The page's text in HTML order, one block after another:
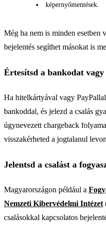
képernyőmentések.
Még ha nem is minden esetben
bejelentés segíthet másokat is
Értesítsd a bankodat
Ha hitelkártyával vagy
bankoddal, és jelezd a csalás
úgynevezett chargeback
visszakérheted a jogtalanul
Jelentsd a csalást a
Magyarországon például a
Nemzeti Kibervédelmi Intézet
csalásokkal kapcsolatos